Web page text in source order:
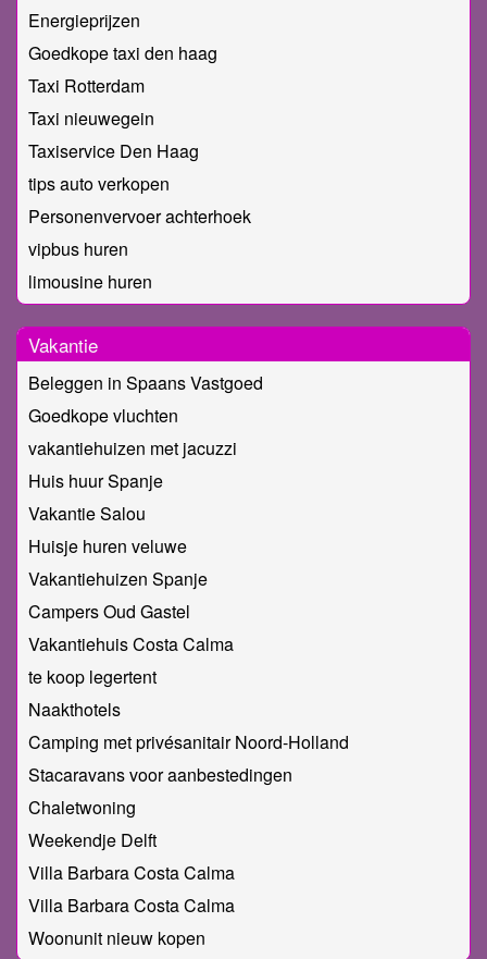
Energieprijzen
Goedkope taxi den haag
Taxi Rotterdam
Taxi nieuwegein
Taxiservice Den Haag
tips auto verkopen
Personenvervoer achterhoek
vipbus huren
limousine huren
Vakantie
Beleggen in Spaans Vastgoed
Goedkope vluchten
vakantiehuizen met jacuzzi
Huis huur Spanje
Vakantie Salou
Huisje huren veluwe
Vakantiehuizen Spanje
Campers Oud Gastel
Vakantiehuis Costa Calma
te koop legertent
Naakthotels
Camping met privésanitair Noord-Holland
Stacaravans voor aanbestedingen
Chaletwoning
Weekendje Delft
Villa Barbara Costa Calma
Villa Barbara Costa Calma
Woonunit nieuw kopen